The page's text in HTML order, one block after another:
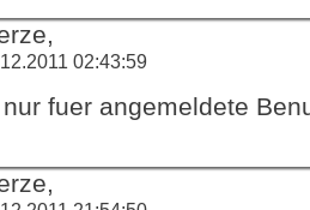
02:43:59
fuer angemeldete